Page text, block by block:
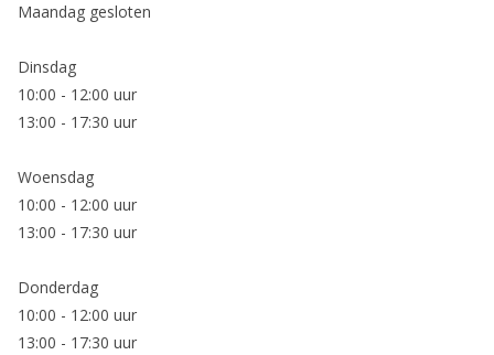
Maandag gesloten
Dinsdag
10:00 - 12:00 uur
13:00 - 17:30 uur
Woensdag
10:00 - 12:00 uur
13:00 - 17:30 uur
Donderdag
10:00 - 12:00 uur
13:00 - 17:30 uur